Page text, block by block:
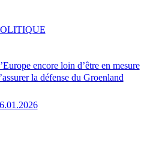
encore loin d’être en mesure
la défense du Groenland